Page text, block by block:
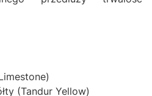
(Tandur Yellow)